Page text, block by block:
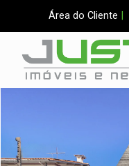
Área do Cliente